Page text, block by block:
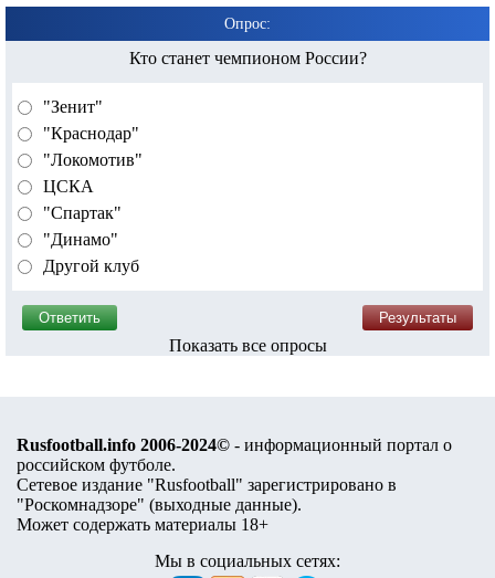
Опрос:
Кто станет чемпионом России?
"Зенит"
"Краснодар"
"Локомотив"
ЦСКА
"Спартак"
"Динамо"
Другой клуб
Показать все опросы
Rusfootball.info 2006-2024© - информационный портал о
российском футболе.
Сетевое издание "Rusfootball" зарегистрировано в
"Роскомнадзоре" (выходные данные).
Может содержать материалы 18+
Мы в социальных сетях: